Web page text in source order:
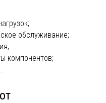
обслуживание;
компонентов;